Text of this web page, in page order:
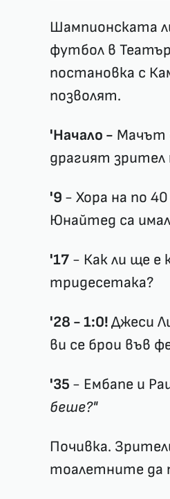
Шампионската
футбол в
постановка с
позволят.
'Начало - Мачът
драгият зрител
'9 - Хора на по
Юнайтед са
'17 - Как ли ще е
тридесетака?
'28 - 1:0!Джеси
ви се брои във
'35 - Ембапе и
беше?"
Почивка.
тоалетните да